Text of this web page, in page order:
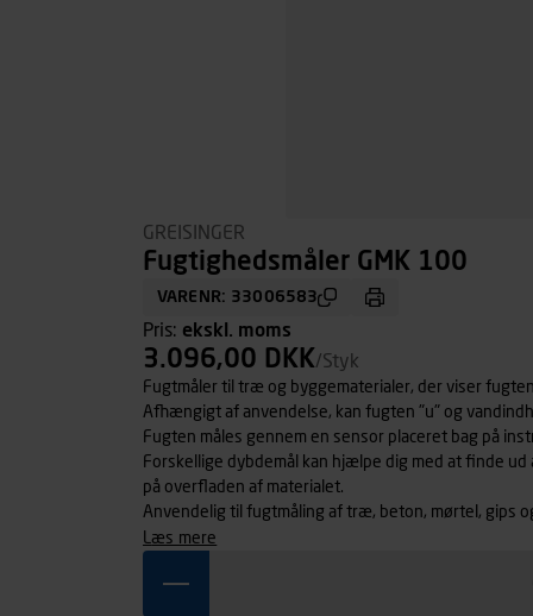
GREISINGER
Fugtighedsmåler GMK 100
VARENR: 33006583
Pris: ekskl. moms
3.096,00 DKK/Styk
Fugtmåler til træ og byggematerialer, der viser
Afhængigt af anvendelse, kan fugten "u" og
Fugten måles gennem en sensor placeret bag på
Forskellige dybdemål kan hjælpe dig med at finde
på overfladen af materialet.
Anvendelig til fugtmåling af træ, beton, mørtel, gips
læs mere